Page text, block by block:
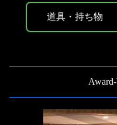
道具・持ち物